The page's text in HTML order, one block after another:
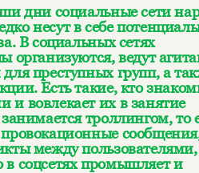
дни социальные сети
несут в себе
В социальных сетях
организуются, ведут
преступных групп, а
Есть такие, кто
и вовлекает их в занятие
троллингом, то
между
соцсетях промышляет и